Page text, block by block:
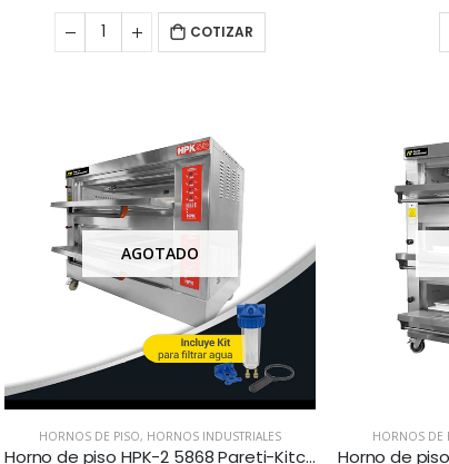
COTIZAR
AGOTADO
HORNOS DE PISO, HORNOS INDUSTRIALES
Horno de piso HPK-2 5868 Pareti-Kitchenette
HORNOS DE